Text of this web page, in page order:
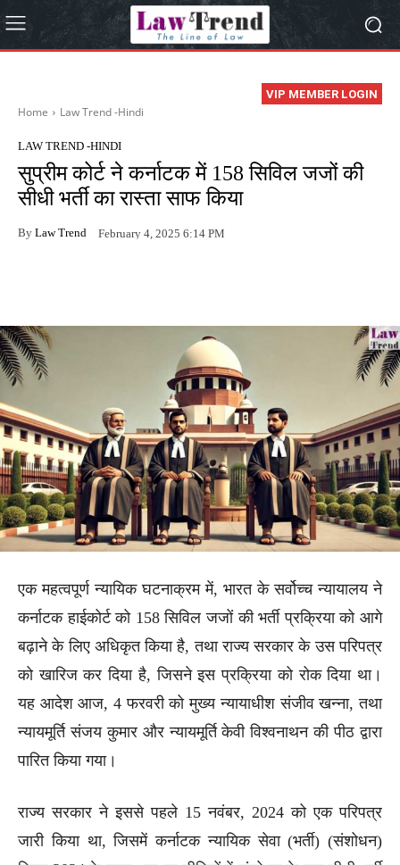
VIP MEMBER LOGIN
Home Law Trend -Hindi
LAW TREND -HINDI
सुप्रीम कोर्ट ने कर्नाटक में 158 सिविल जजों की
सीधी भर्ती का रास्ता साफ किया
By Law Trend February 4, 2025 6:14 PM
एक महत्वपूर्ण न्यायिक घटनाक्रम में, भारत के सर्वोच्च न्यायालय ने
कर्नाटक हाईकोर्ट को 158 सिविल जजों की भर्ती प्रक्रिया को आगे
बढ़ाने के लिए अधिकृत किया है, तथा राज्य सरकार के उस परिपत्र
को खारिज कर दिया है, जिसने इस प्रक्रिया को रोक दिया था।
यह आदेश आज, 4 फरवरी को मुख्य न्यायाधीश संजीव खन्ना, तथा
न्यायमूर्ति संजय कुमार और न्यायमूर्ति केवी विश्वनाथन की पीठ द्वारा
पारित किया गया।
राज्य सरकार ने इससे पहले 15 नवंबर, 2024 को एक परिपत्र
जारी किया था, जिसमें कर्नाटक न्यायिक सेवा (भर्ती) (संशोधन)